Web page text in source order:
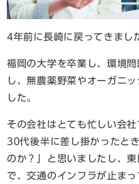
4年前に長崎に戻ってきまし
福岡の大学を卒業し、環境
し、無農薬野菜やオーガニ
した。
その会社はとても忙しい会
30代後半に差し掛かったと
のか？」と思いましたし、
で、交通のインフラが止ま